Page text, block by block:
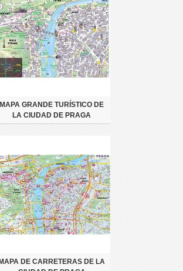
MAPA GRANDE TURÍSTICO DE
LA CIUDAD DE PRAGA
DE CARRETERAS DE LA